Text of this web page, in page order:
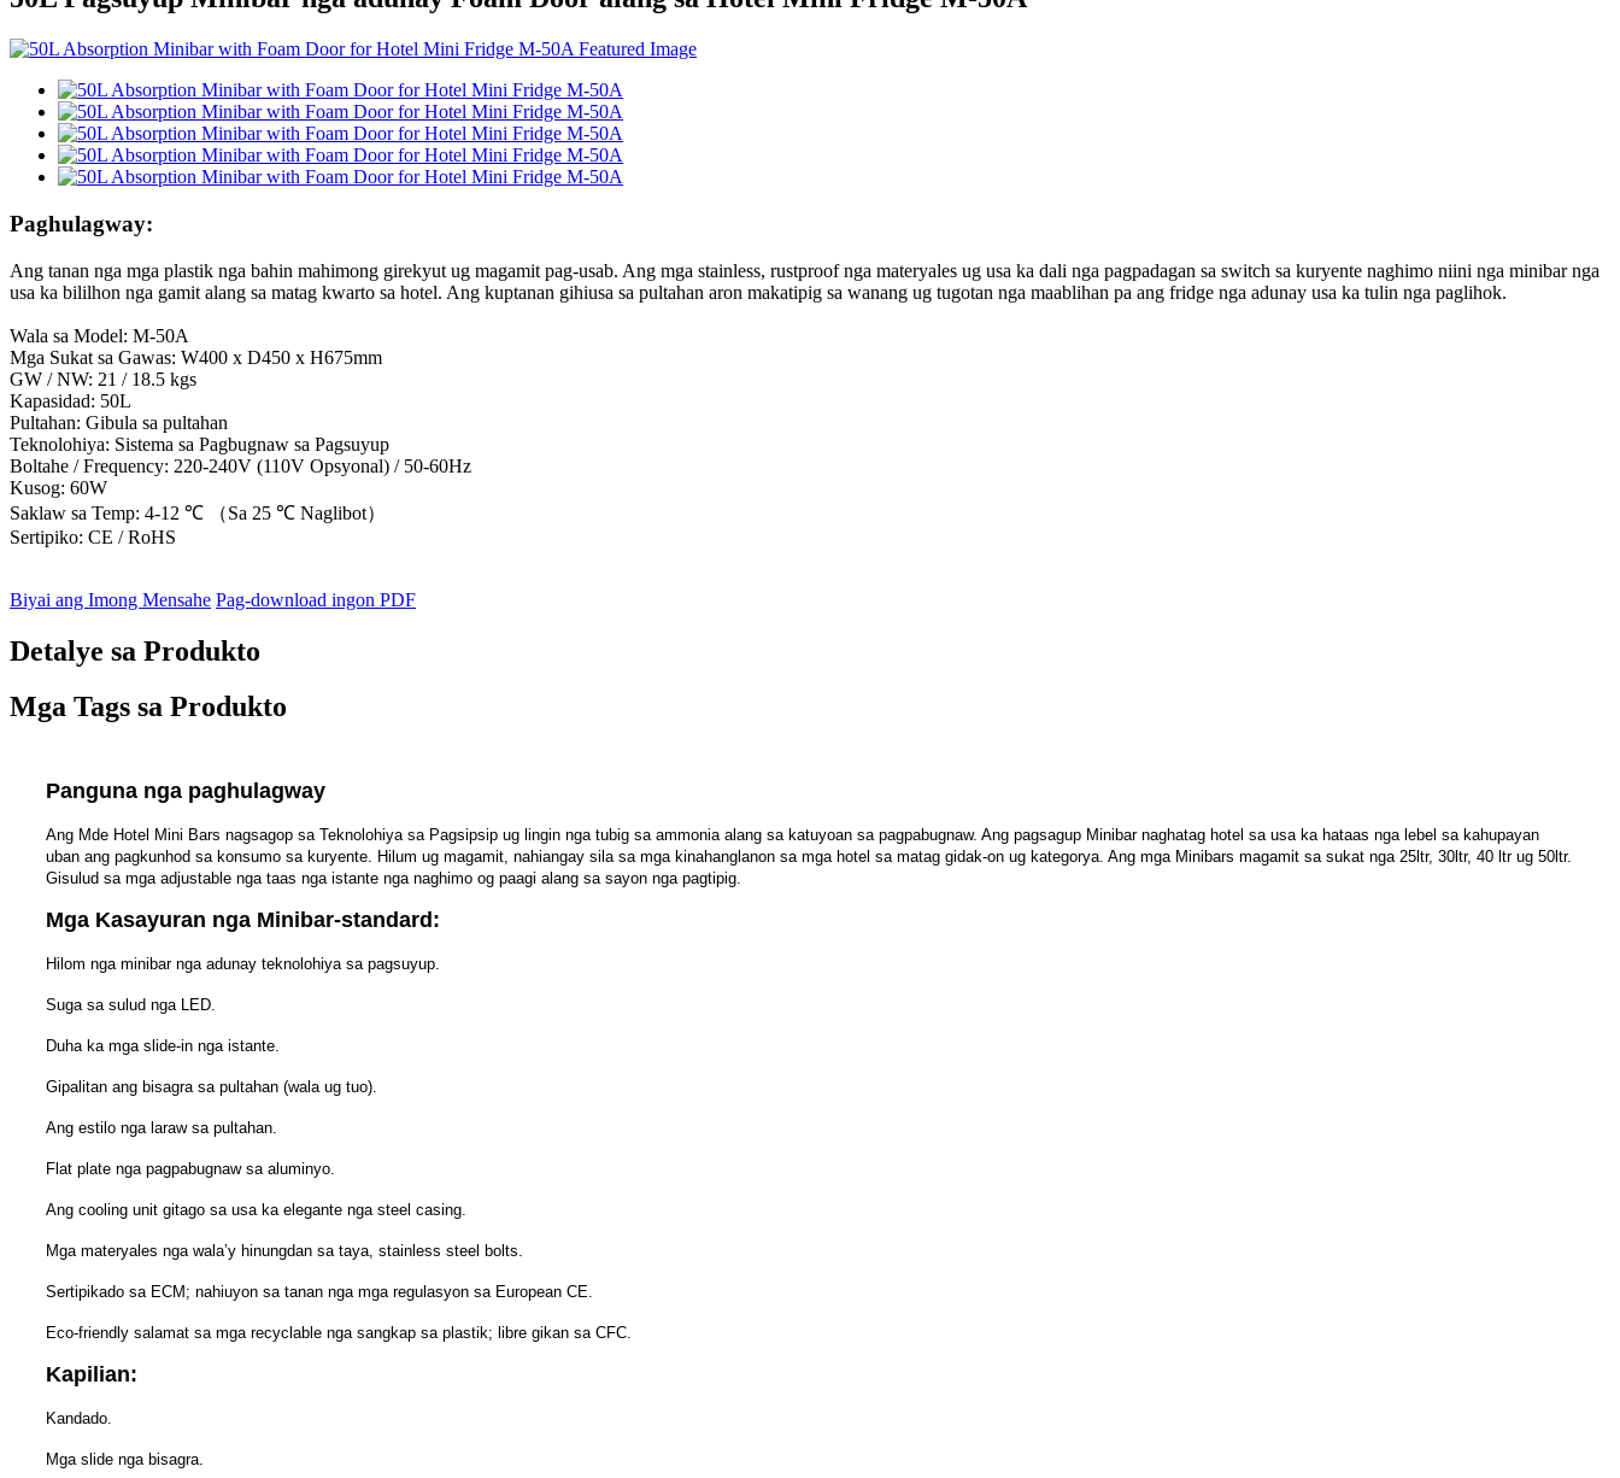
Paghulagway:
Ang tanan nga mga plastik nga bahin mahimong girekyut ug magamit pag-usab. Ang mga stainless, rustproof nga materyales ug usa ka dali nga pagpadagan sa switch sa kuryente naghimo niini nga minibar nga
usa ka bililhon nga gamit alang sa matag kwarto sa hotel. Ang kuptanan gihiusa sa pultahan aron makatipig sa wanang ug tugotan nga maablihan pa ang fridge nga adunay usa ka tulin nga paglihok.
Wala sa Model: M-50A
Mga Sukat sa Gawas: W400 x D450 x H675mm
GW / NW: 21 / 18.5 kgs
Kapasidad: 50L
Pultahan: Gibula sa pultahan
Teknolohiya: Sistema sa Pagbugnaw sa Pagsuyup
Boltahe / Frequency: 220-240V (110V Opsyonal) / 50-60Hz
Kusog: 60W
Saklaw sa Temp: 4-12 ℃ （Sa 25 ℃ Naglibot）
Sertipiko: CE / RoHS
Biyai ang Imong Mensahe Pag-download ingon PDF
Detalye sa Produkto
Mga Tags sa Produkto
Panguna nga paghulagway
Ang Mde Hotel Mini Bars nagsagop sa Teknolohiya sa Pagsipsip ug lingin nga tubig sa ammonia alang sa katuyoan sa pagpabugnaw. Ang pagsagup Minibar naghatag hotel sa usa ka hataas nga lebel sa kahupayan
uban ang pagkunhod sa konsumo sa kuryente. Hilum ug magamit, nahiangay sila sa mga kinahanglanon sa mga hotel sa matag gidak-on ug kategorya. Ang mga Minibars magamit sa sukat nga 25ltr, 30ltr, 40 ltr ug 50ltr.
Gisulud sa mga adjustable nga taas nga istante nga naghimo og paagi alang sa sayon ​​nga pagtipig.
Mga Kasayuran nga Minibar-standard:
Hilom nga minibar nga adunay teknolohiya sa pagsuyup.
Suga sa sulud nga LED.
Duha ka mga slide-in nga istante.
Gipalitan ang bisagra sa pultahan (wala ug tuo).
Ang estilo nga laraw sa pultahan.
Flat plate nga pagpabugnaw sa aluminyo.
Ang cooling unit gitago sa usa ka elegante nga steel casing.
Mga materyales nga wala’y hinungdan sa taya, stainless steel bolts.
Sertipikado sa ECM; nahiuyon sa tanan nga mga regulasyon sa European CE.
Eco-friendly salamat sa mga recyclable nga sangkap sa plastik; libre gikan sa CFC.
Kapilian:
Kandado.
Mga slide nga bisagra.